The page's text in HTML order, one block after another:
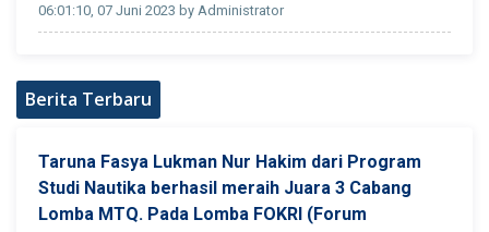
06:01:10, 07 Juni 2023 by Administrator
Berita Terbaru
Taruna Fasya Lukman Nur Hakim dari Program
Studi Nautika berhasil meraih Juara 3 Cabang
Lomba MTQ. Pada Lomba FOKRI (Forum